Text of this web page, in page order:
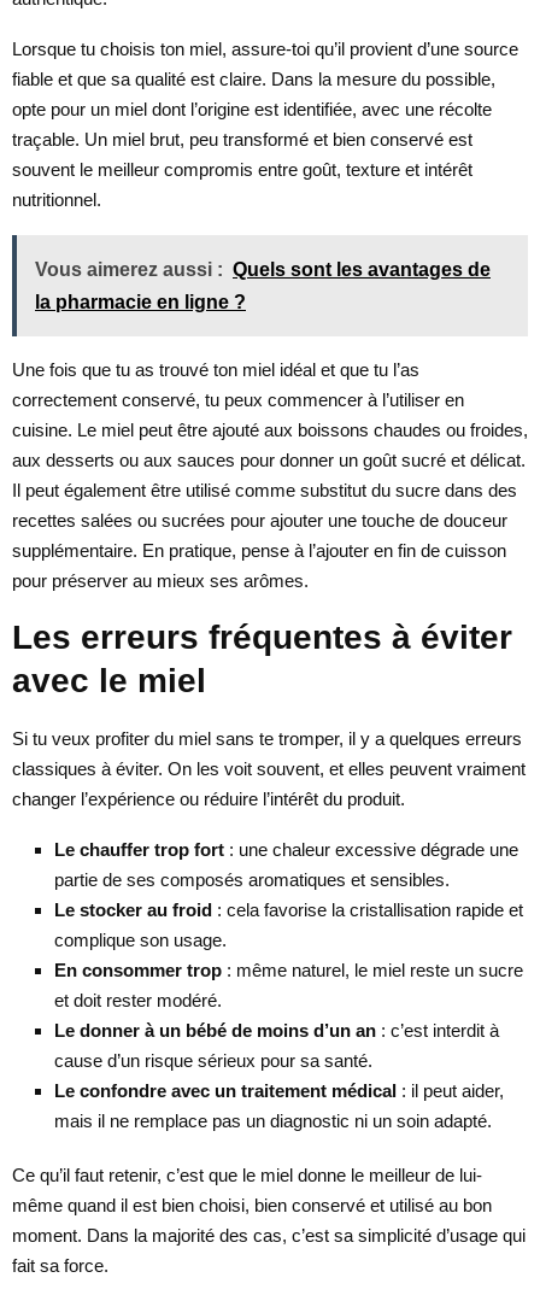
Lorsque tu choisis ton miel, assure-toi qu’il provient d’une source
fiable et que sa qualité est claire. Dans la mesure du possible,
opte pour un miel dont l’origine est identifiée, avec une récolte
traçable. Un miel brut, peu transformé et bien conservé est
souvent le meilleur compromis entre goût, texture et intérêt
nutritionnel.
Vous aimerez aussi : Quels sont les avantages de
la pharmacie en ligne ?
Une fois que tu as trouvé ton miel idéal et que tu l’as
correctement conservé, tu peux commencer à l’utiliser en
cuisine. Le miel peut être ajouté aux boissons chaudes ou froides,
aux desserts ou aux sauces pour donner un goût sucré et délicat.
Il peut également être utilisé comme substitut du sucre dans des
recettes salées ou sucrées pour ajouter une touche de douceur
supplémentaire. En pratique, pense à l’ajouter en fin de cuisson
pour préserver au mieux ses arômes.
Les erreurs fréquentes à éviter
avec le miel
Si tu veux profiter du miel sans te tromper, il y a quelques erreurs
classiques à éviter. On les voit souvent, et elles peuvent vraiment
changer l’expérience ou réduire l’intérêt du produit.
Le chauffer trop fort : une chaleur excessive dégrade une
partie de ses composés aromatiques et sensibles.
Le stocker au froid : cela favorise la cristallisation rapide et
complique son usage.
En consommer trop : même naturel, le miel reste un sucre
et doit rester modéré.
Le donner à un bébé de moins d’un an : c’est interdit à
cause d’un risque sérieux pour sa santé.
Le confondre avec un traitement médical : il peut aider,
mais il ne remplace pas un diagnostic ni un soin adapté.
Ce qu’il faut retenir, c’est que le miel donne le meilleur de lui-
même quand il est bien choisi, bien conservé et utilisé au bon
moment. Dans la majorité des cas, c’est sa simplicité d’usage qui
fait sa force.